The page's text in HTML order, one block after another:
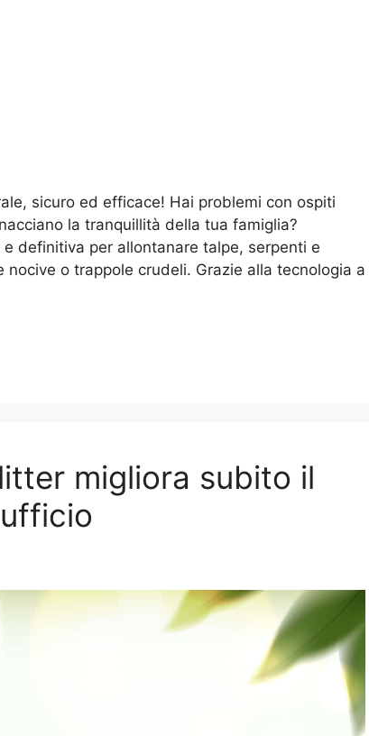
sicuro ed efficace! Hai problemi con ospiti
la tranquillità della tua famiglia?
definitiva per allontanare talpe, serpenti e
o trappole crudeli. Grazie alla tecnologia a
migliora subito il